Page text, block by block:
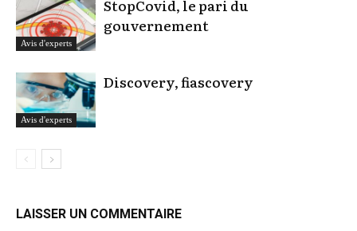
Avis d'experts
StopCovid, le pari du
gouvernement
Avis d'experts
Discovery, fiascovery
LAISSER UN COMMENTAIRE